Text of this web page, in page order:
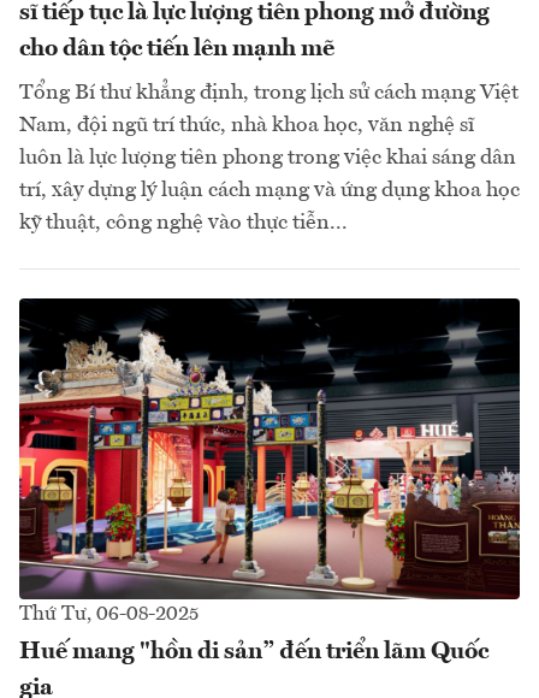
sĩ tiếp tục là lực lượng tiên phong mở đường
cho dân tộc tiến lên mạnh mẽ
Tổng Bí thư khẳng định, trong lịch sử cách mạng Việt
Nam, đội ngũ trí thức, nhà khoa học, văn nghệ sĩ
luôn là lực lượng tiên phong trong việc khai sáng dân
trí, xây dựng lý luận cách mạng và ứng dụng khoa học
kỹ thuật, công nghệ vào thực tiễn...
Thứ Tư, 06-08-2025
Huế mang "hồn di sản” đến triển lãm Quốc
gia